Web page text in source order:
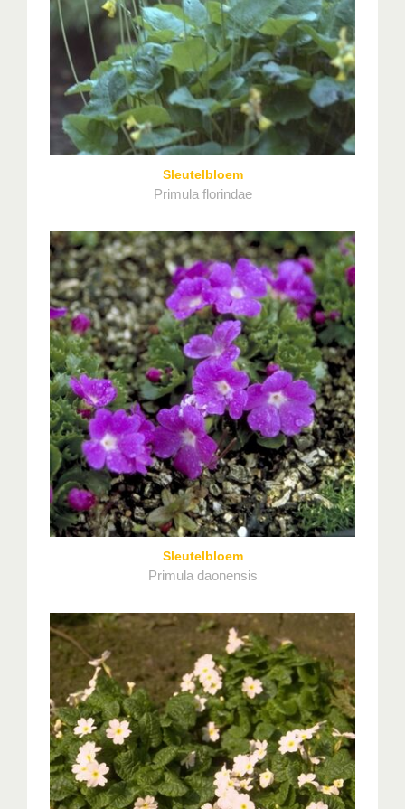
Sleutelbloem
Primula florindae
Sleutelbloem
Primula daonensis